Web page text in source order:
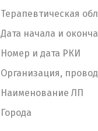
Терапевтическая
Дата начала и
Номер и дата РКИ
Организация,
Наименование ЛП
Города